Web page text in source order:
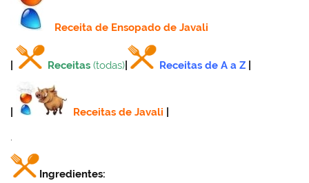
Receitade Ensopado de Javali
Receitas (todas) Receitas de A a Z
Receitas de Javali
.
Ingredientes: